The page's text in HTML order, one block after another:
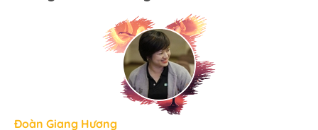
Hương Suri
Đoàn Giang Hương
Ngọc Anh